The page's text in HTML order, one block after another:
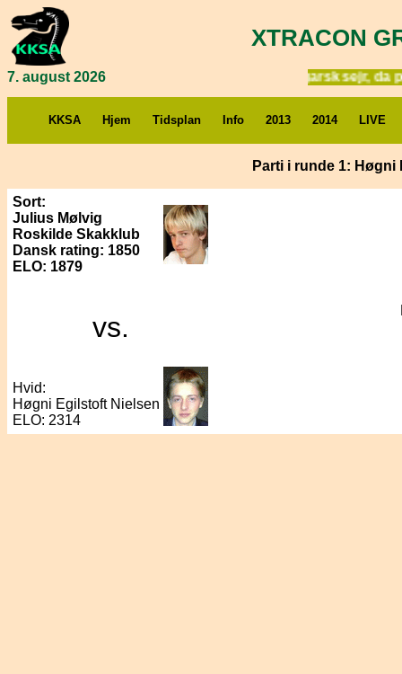
XTRACON
7. august 2026 Bulgarsk sejr, da
KKSA Hjem Tidsplan Info 2013 2014 LIVE
Parti i runde 1:
Sort:
Julius Mølvig
Roskilde Skakklub
Dansk rating: 1850
ELO: 1879
vs.
Hvid:
Høgni Egilstoft Nielsen
ELO: 2314